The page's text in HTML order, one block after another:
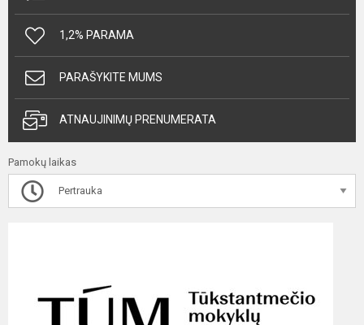
1,2% PARAMA
PARAŠYKITE MUMS
ATNAUJINIMŲ PRENUMERATA
Pamokų laikas
Pertrauka